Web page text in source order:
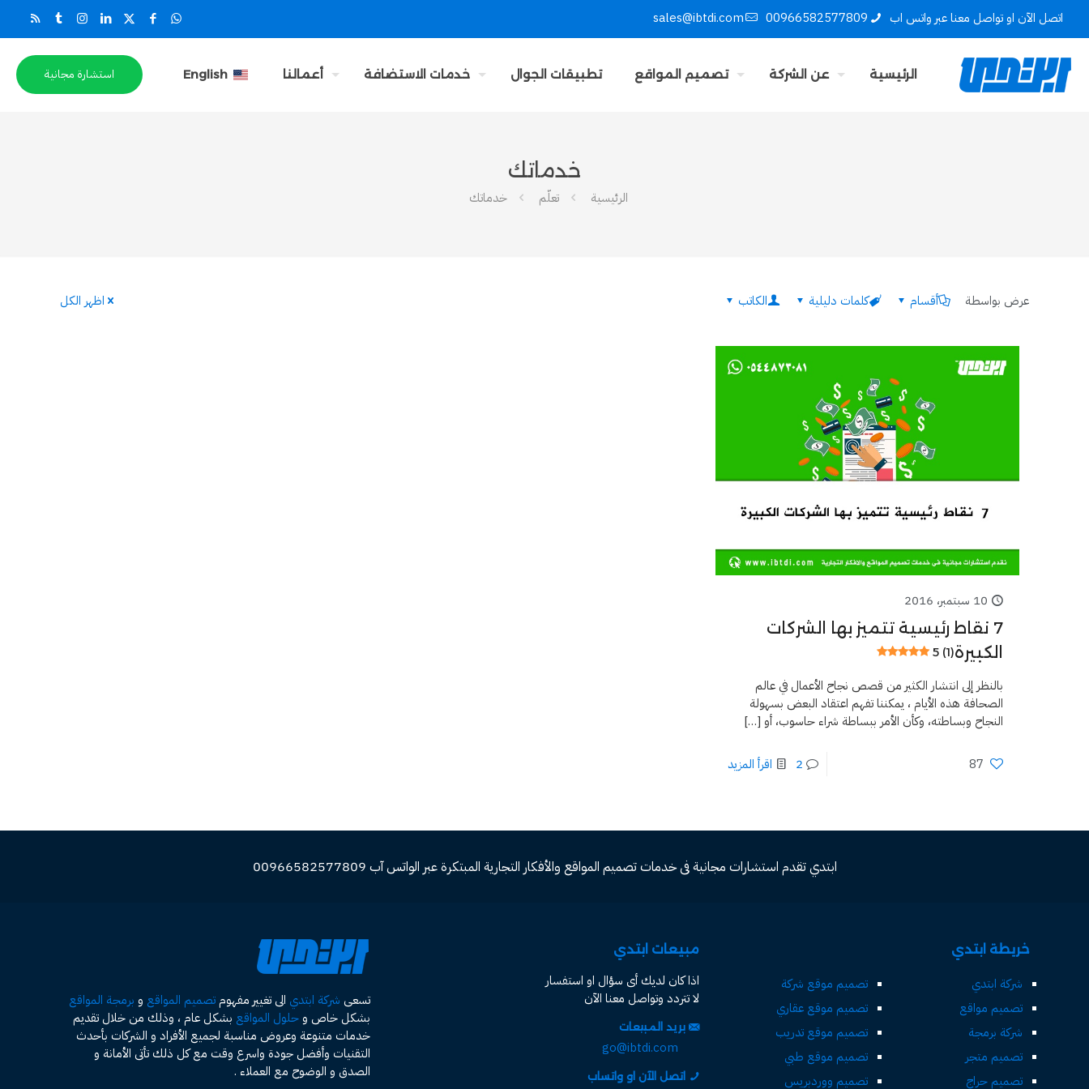
اتصل الآن او تواصل معنا عبر واتس اب 00966582577809
sales@ibtdi.com
الرئيسية عن الشركة تصميم المواقع تطبيقات الجوال خدمات الاستضافة أعمالنا English استشارة مجانية
خدماتك
الرئيسية تعلّم خدماتك
عرض بواسطة أقسام كلمات دليلية الكاتب اظهر الكل
10 سبتمبر، 2016
7 نقاط رئيسية تتميز بها الشركات
الكبيرة5 (1)
بالنظر إلى انتشار الكثير من قصص نجاح الأعمال في عالم
الصحافة هذه الأيام ، يمكننا تفهم اعتقاد البعض بسهولة
النجاح وبساطته، وكأن الأمر ببساطة شراء حاسوب، أو […]
87
2 اقرأ المزيد
ابتدي تقدم استشارات مجانية فى خدمات تصميم المواقع والأفكار التجارية المبتكرة عبر الواتس آب 00966582577809
خريطة ابتدي
شركة ابتدي
تصميم مواقع
شركة برمجة
تصميم متجر
تصميم حراج
تصميم موقع شركة
تصميم موقع عقاري
تصميم موقع تدريب
تصميم موقع طبي
تصميم ووردبريس
مبيعات ابتدي
اذا كان لديك أى سؤال او استفسار
لا تتردد وتواصل معنا الآن
بريد المبيعات
go@ibtdi.com
اتصل الآن او واتساب
تسعى شركة ابتدي الى تغيير مفهومتصميم المواقع و برمجة المواقع
بشكل خاص وحلول المواقع بشكل عام ، وذلك من خلال تقديم
خدمات متنوعة وعروض مناسبة لجميع الأفراد و الشركات بأحدث
التقنيات وأفضل جودة واسرع وقت مع كل ذلك تأتى الأمانة و
الصدق و الوضوح مع العملاء .